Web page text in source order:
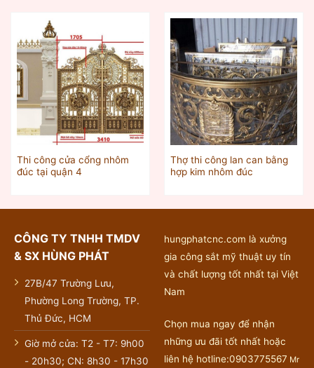
Thi công cửa cổng nhôm
đúc tại quận 4
Thợ thi công lan can bằng
hợp kim nhôm đúc
CÔNG TY TNHH TMDV
& SX HÙNG PHÁT
27B/47 Trường Lưu,
Phường Long Trường, TP.
Thủ Đức, HCM
Giờ mở cửa: T2 - T7: 9h00
- 20h30; CN: 8h30 - 17h30
hungphatcnc.com là xưởng
gia công sắt mỹ thuật uy tín
và chất lượng tốt nhất tại Việt
Nam
Chọn mua ngay để nhận
những ưu đãi tốt nhất hoặc
liên hệ hotline:0903775567 Mr